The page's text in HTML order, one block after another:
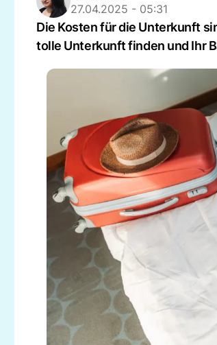
27.04.2025 - 05:31
Die Kosten für die Unterkunft
tolle Unterkunft finden und Ihr